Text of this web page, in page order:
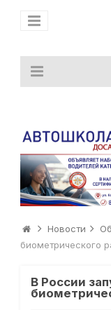
Новости
биометрического
В России